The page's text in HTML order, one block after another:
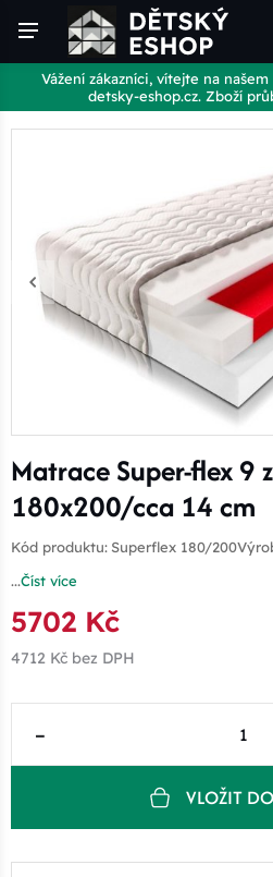
Vážení zákazníci, vítejte na
detsky-eshop.cz. Zboží
Matrace Super-flex 9
180x200/cca 14 cm
Kód produktu: Superflex 180/200
...Číst více
5702 Kč
4712 Kč bez DPH
–
VLOŽIT